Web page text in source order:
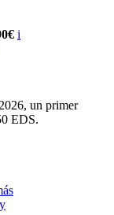
i
un primer
EDS.